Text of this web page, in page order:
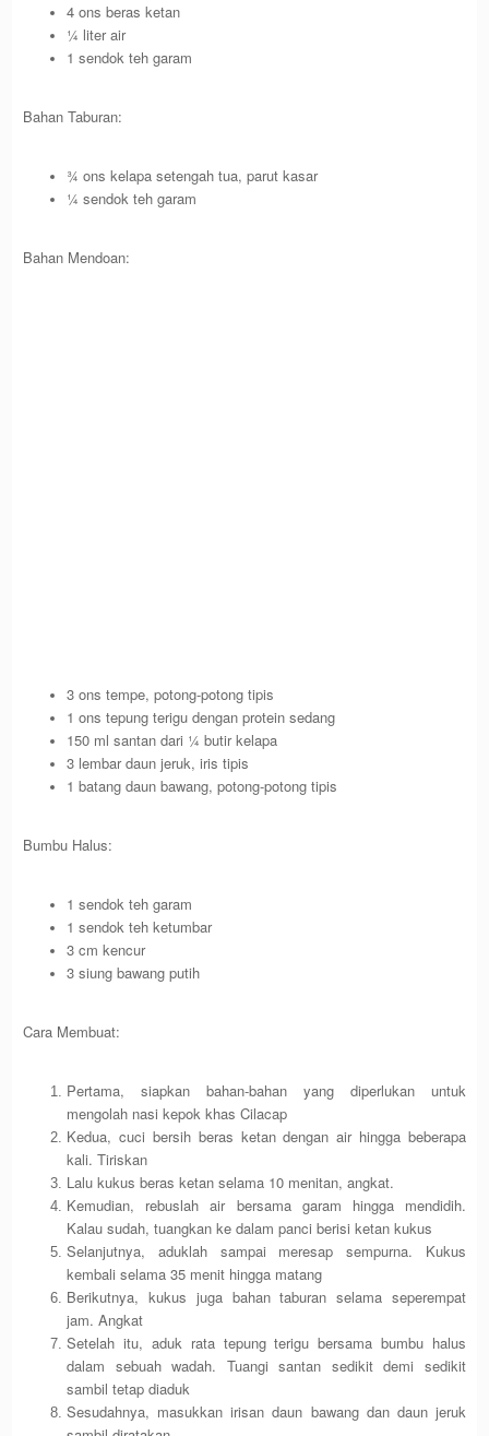
4 ons beras ketan
¼ liter air
1 sendok teh garam
Bahan Taburan:
¾ ons kelapa setengah tua, parut kasar
¼ sendok teh garam
Bahan Mendoan:
3 ons tempe, potong-potong tipis
1 ons tepung terigu dengan protein sedang
150 ml santan dari ¼ butir kelapa
3 lembar daun jeruk, iris tipis
1 batang daun bawang, potong-potong tipis
Bumbu Halus:
1 sendok teh garam
1 sendok teh ketumbar
3 cm kencur
3 siung bawang putih
Cara Membuat:
Pertama, siapkan bahan-bahan yang diperlukan untuk
mengolah nasi kepok khas Cilacap
Kedua, cuci bersih beras ketan dengan air hingga beberapa
kali. Tiriskan
Lalu kukus beras ketan selama 10 menitan, angkat.
Kemudian, rebuslah air bersama garam hingga mendidih.
Kalau sudah, tuangkan ke dalam panci berisi ketan kukus
Selanjutnya, aduklah sampai meresap sempurna. Kukus
kembali selama 35 menit hingga matang
Berikutnya, kukus juga bahan taburan selama seperempat
jam. Angkat
Setelah itu, aduk rata tepung terigu bersama bumbu halus
dalam sebuah wadah. Tuangi santan sedikit demi sedikit
sambil tetap diaduk
Sesudahnya, masukkan irisan daun bawang dan daun jeruk